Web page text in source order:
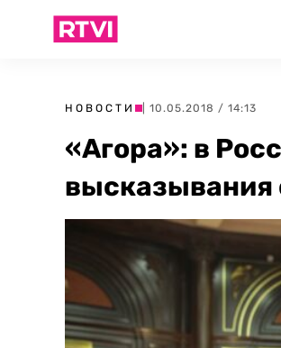
НОВОСТИ | 10.05.2018 / 14:13
«Агора»: в
высказывания